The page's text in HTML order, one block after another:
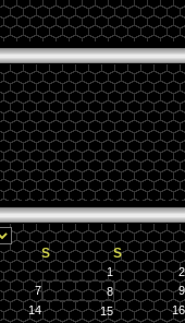
S S
1
2
7 8
9
14 15 16